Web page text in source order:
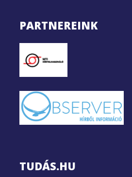
PARTNEREINK
TUDÁS.HU